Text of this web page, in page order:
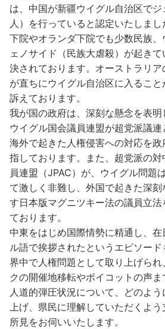
は、中国が新疆ウイグル自治区で
人）を行っていると認定いたしま
下院やオランダ下院でも少数民族
ェノサイド（民族大虐殺）が起き
決されております。オーストラリ
が直ちにウイグル自治区に入るこ
訴えております。
我が国の政府は、深刻な懸念を表
ウイグル国会議員連盟が超党派議連
海外で起きた人権侵害への対応を
指しております。また、超党派の
員連盟（JPAC）が、ウイグル問題
て激しく非難し、外国で起きた深
す日本版マグニツキー法の議員立
ております。
中東をはじめ国際情勢に精通し、
ル語で挨拶されたというエピソー
界中で人権問題として取り上げら
クの開催地移転やボイコットの声
人道的弾圧状況について、どのよ
上げ、県民に理解していただくよ
所見をお伺いいたします。